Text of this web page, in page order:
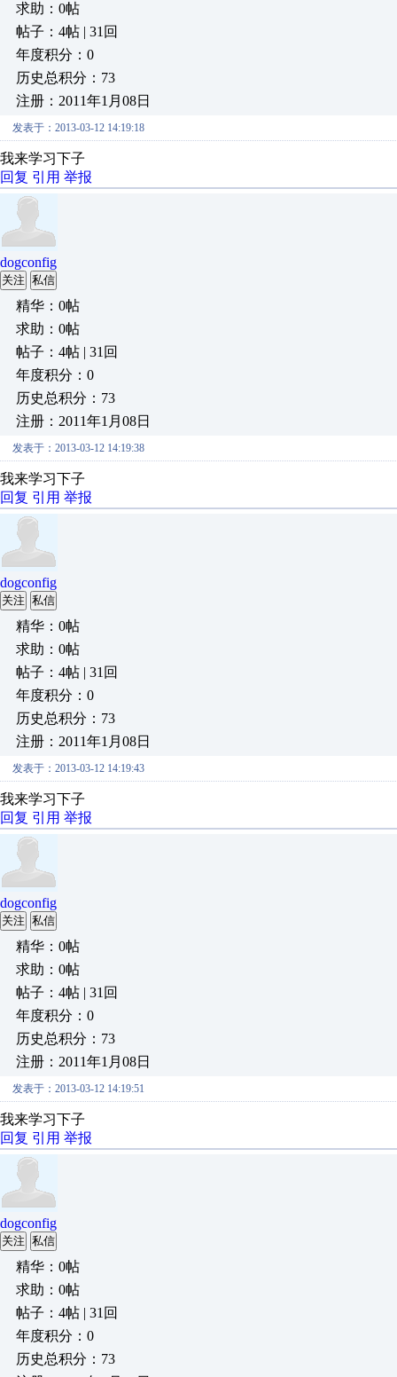
求助：0帖
帖子：4帖 | 31回
年度积分：0
历史总积分：73
注册：2011年1月08日
发表于：2013-03-12 14:19:18
我来学习下子
回复 引用 举报
dogconfig
关注 私信
精华：0帖
求助：0帖
帖子：4帖 | 31回
年度积分：0
历史总积分：73
注册：2011年1月08日
发表于：2013-03-12 14:19:38
我来学习下子
回复 引用 举报
dogconfig
关注 私信
精华：0帖
求助：0帖
帖子：4帖 | 31回
年度积分：0
历史总积分：73
注册：2011年1月08日
发表于：2013-03-12 14:19:43
我来学习下子
回复 引用 举报
dogconfig
关注 私信
精华：0帖
求助：0帖
帖子：4帖 | 31回
年度积分：0
历史总积分：73
注册：2011年1月08日
发表于：2013-03-12 14:19:51
我来学习下子
回复 引用 举报
dogconfig
关注 私信
精华：0帖
求助：0帖
帖子：4帖 | 31回
年度积分：0
历史总积分：73